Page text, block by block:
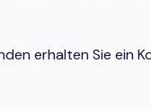
erhalten Sie ein